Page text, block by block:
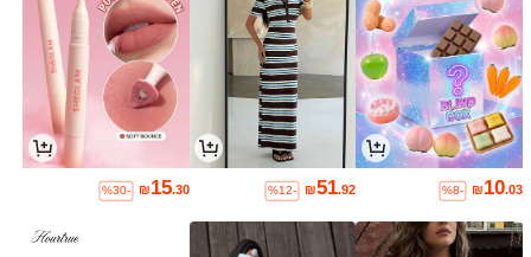
₪10.03
%8-
₪51.92
%12-
₪15.30
%30-